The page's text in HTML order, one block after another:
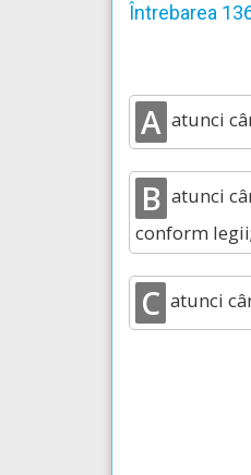
Întrebarea
A atunci
B atunci
conform legii;
C atunci